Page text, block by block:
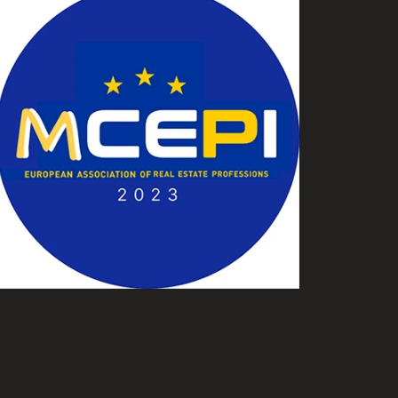
ТОДОРОВ
ПОЗВОНИТЕ
ОБЪЯВЛЕНИЯ